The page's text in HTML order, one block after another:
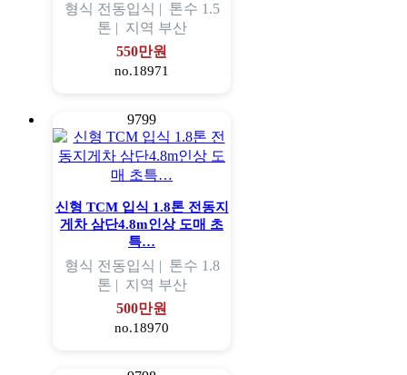
형식 전동입식 | 톤수 1.5
톤 | 지역 부산
550만원
no.18971
9799
신형 TCM 입식 1.8톤 전동지
게차 삼단4.8m인상 도매 초
특…
형식 전동입식 | 톤수 1.8
톤 | 지역 부산
500만원
no.18970